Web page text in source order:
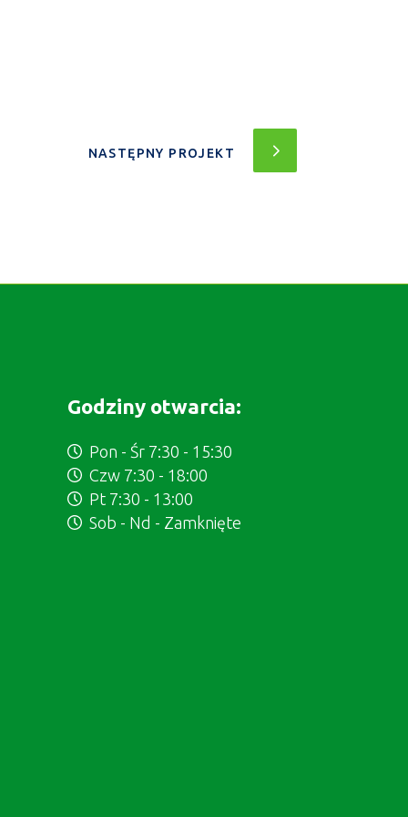
NASTĘPNY PROJEKT
Godziny otwarcia:
Pon - Śr 7:30 - 15:30
Czw 7:30 - 18:00
Pt 7:30 - 13:00
Sob - Nd - Zamknięte